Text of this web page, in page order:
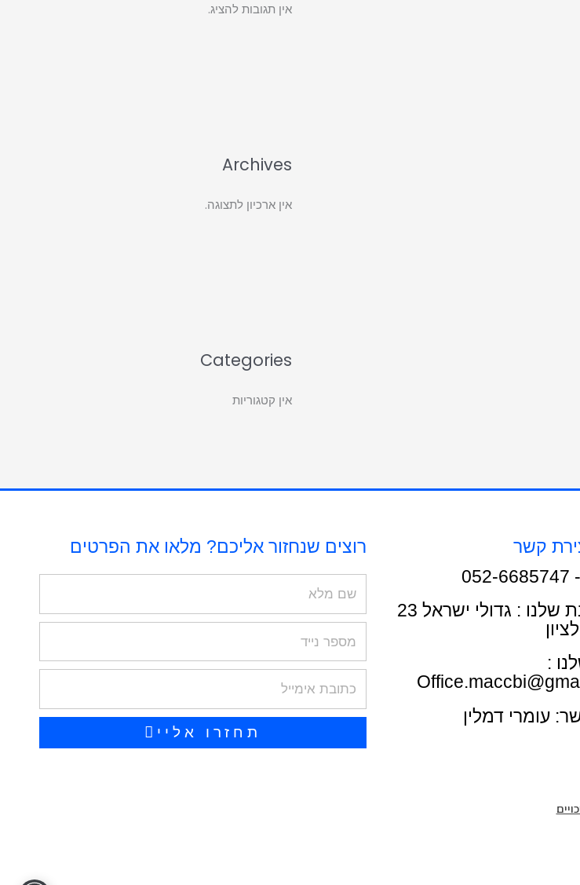
אין תגובות להציג.
Archives
אין ארכיון לתצוגה.
Categories
אין קטגוריות
קשר
הכתובת שלנו : גדולי ישראל 23
:
עומרי דמלין
רוצים שנחזור אליכם? מלאו את הפרטים
נייד
תחזרו אליי